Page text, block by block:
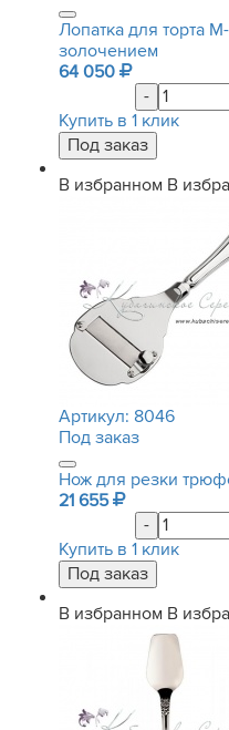
Лопатка для торта
золочением
64 050
-
Купить в 1 клик
В избранном В
Артикул: 8046
Под заказ
Нож для резки
21 655
-
Купить в 1 клик
В избранном В